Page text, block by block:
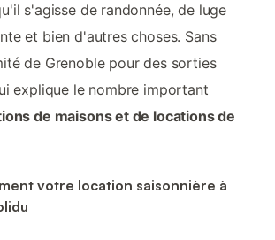
s'agisse de randonnée, de luge
et bien d'autres choses. Sans
de Grenoble pour des sorties
explique le nombre important
de maisons et de locations de
votre location saisonnière à